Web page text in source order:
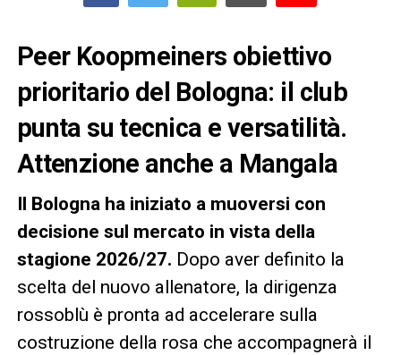
Peer Koopmeiners obiettivo
prioritario del Bologna: il club
punta su tecnica e versatilità.
Attenzione anche a Mangala
Il Bologna ha iniziato a muoversi con
decisione sul mercato in vista della
stagione 2026/27. Dopo aver definito la
scelta del nuovo allenatore, la dirigenza
rossoblù è pronta ad accelerare sulla
costruzione della rosa che accompagnerà il